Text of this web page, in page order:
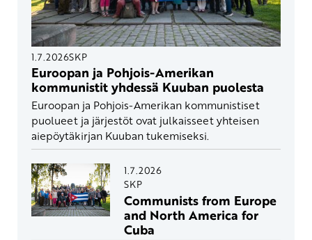
1.7.2026SKP
Euroopan ja Pohjois-Amerikan
kommunistit yhdessä Kuuban puolesta
Euroopan ja Pohjois-Amerikan kommunistiset
puolueet ja järjestöt ovat julkaisseet yhteisen
aiepöytäkirjan Kuuban tukemiseksi.
1.7.2026
SKP
Communists from Europe
and North America for
Cuba